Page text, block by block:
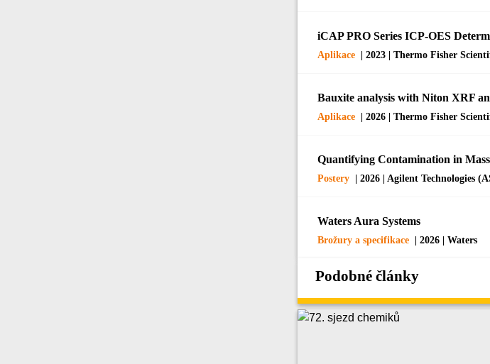
iCAP PRO Series ICP-OES
Aplikace | 2023 | Thermo Fisher
Bauxite analysis with Niton XRF
Aplikace | 2026 | Thermo Fisher
Quantifying Contamination in
Postery | 2026 | Agilent Technologies
Waters Aura Systems
Brožury a specifikace | 2026 | Waters
Podobné články